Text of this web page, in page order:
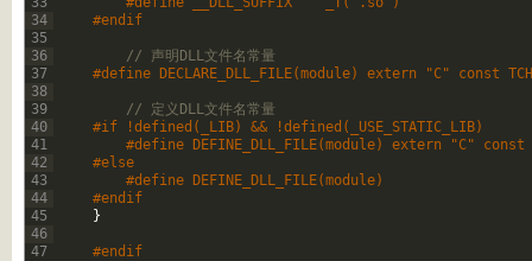
34
35
36
37
38
39
40
41
42
43
44
45
46
47
#endif
// 声明DLL文件名常量
#define DECLARE_DLL_FILE(module) extern "C" const
// 定义DLL文件名常量
#if !defined(_LIB) && !defined(_USE_STATIC_LIB)
#define DEFINE_DLL_FILE(module) extern "C"
#else
#define DEFINE_DLL_FILE(module)
#endif
}
#endif